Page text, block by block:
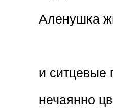
Аленушка
и ситцевые
нечаянно